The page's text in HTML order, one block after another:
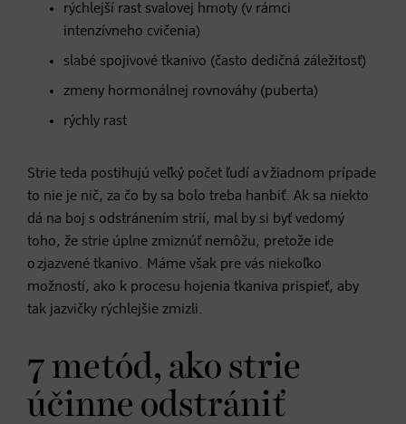
rýchlejší rast svalovej hmoty (v rámci
intenzívneho cvičenia)
slabé spojivové tkanivo (často dedičná záležitosť)
zmeny hormonálnej rovnováhy (puberta)
rýchly rast
Strie teda postihujú veľký počet ľudí a v žiadnom prípade
to nie je nič, za čo by sa bolo treba hanbiť. Ak sa niekto
dá na boj s odstránením strií, mal by si byť vedomý
toho, že strie úplne zmiznúť nemôžu, pretože ide
o zjazvené tkanivo. Máme však pre vás niekoľko
možností, ako k procesu hojenia tkaniva prispieť, aby
tak jazvičky rýchlejšie zmizli.
7 metód, ako strie
účinne odstrániť